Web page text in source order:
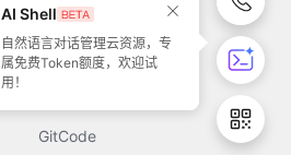
51CTO
GitCode
AI Shell
自然语言对话管理云资源，专
属免费Token额度，欢迎试
用！